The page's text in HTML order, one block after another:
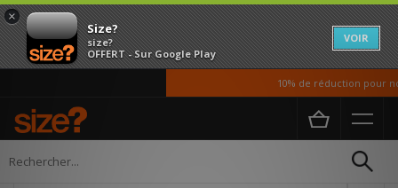
×
Size?
size?
OFFERT - Sur Google Play
VOIR
10% de réduction pour
Accueil Jason Markk